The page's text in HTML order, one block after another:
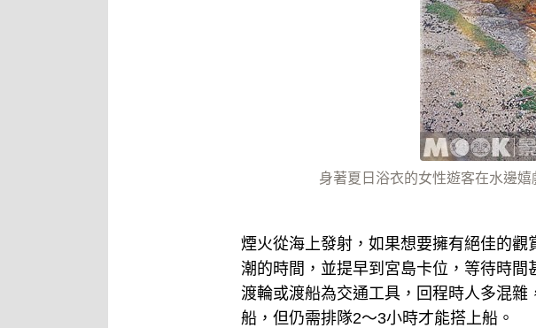
身著夏日浴衣的女性遊客在水邊
煙火從海上發射，如果想要擁有絕佳的
潮的時間，並提早到宮島卡位，等待時
渡輪或渡船為交通工具，回程時人多混
船，但仍需排隊2～3小時才能搭上船。